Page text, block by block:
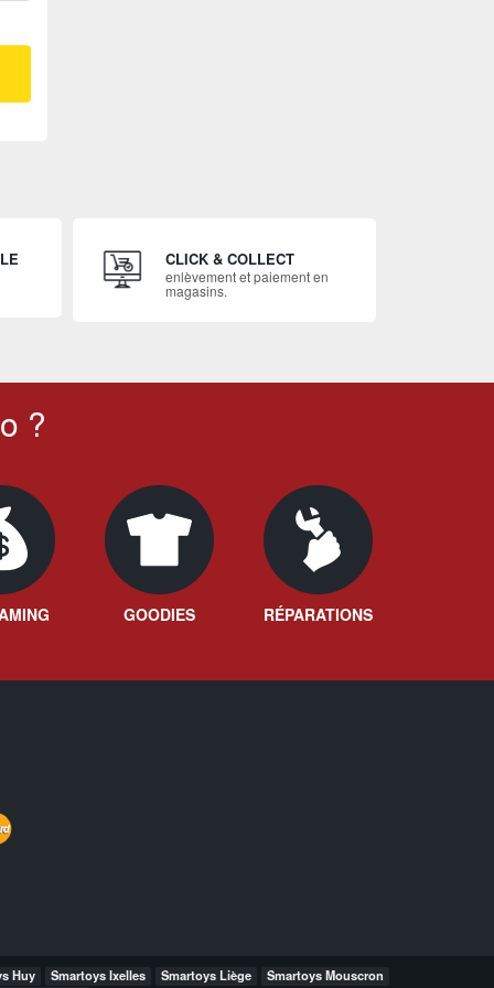
CLICK & COLLECT
enlèvement et paiement en
magasins.
?
GOODIES RÉPARATIONS
Huy Smartoys Ixelles Smartoys Liège
Smartoys Mouscron